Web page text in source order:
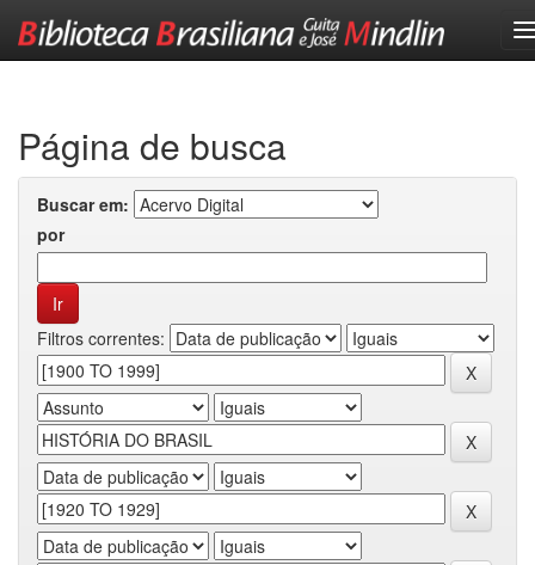
Página de busca
Buscar em:
por
Filtros correntes: